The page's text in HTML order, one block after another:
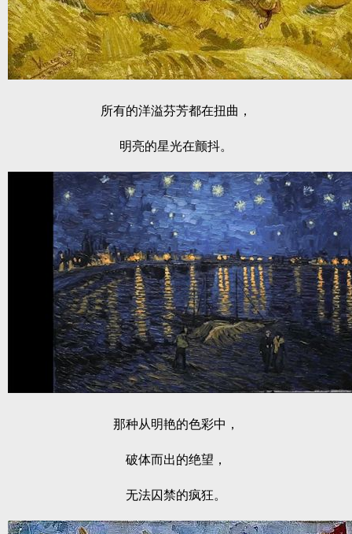
所有的洋溢芬芳都在扭曲，
明亮的星光在颤抖。
那种从明艳的色彩中，
破体而出的绝望，
无法囚禁的疯狂。